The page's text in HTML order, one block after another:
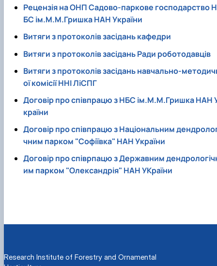
Рецензія на ОНП Садово-паркове господарство Н
БС ім.М.М.Гришка НАН України
Витяги з протоколів засідань кафедри
Витяги з протоколів засідань Ради роботодавців
Витяги з протоколів засідань навчально-
ої комісії ННІ ЛіСПГ
Договір про співпрацю з НБС ім.М.М.Гришка НАН
країни
Договір про співпрацю з Національним
чним парком "Софіївка" НАН України
Договір про співрпацю з Державним
им парком "Олександрія" НАН УКраїни
Research Institute of Forestry and Ornamental